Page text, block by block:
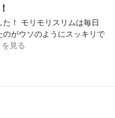
！ モリモリスリムは毎日
がウソのようにスッキリで
見る